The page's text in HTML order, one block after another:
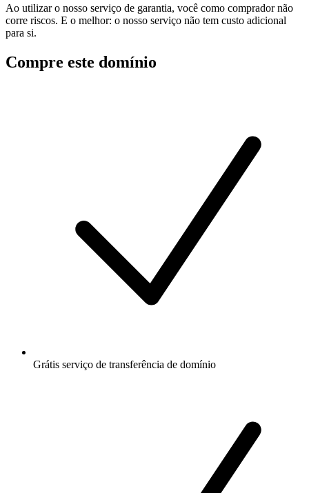
Ao utilizar o nosso serviço de garantia, você como comprador não
corre riscos. E o melhor: o nosso serviço não tem custo adicional
para si.
Compre este domínio
Grátis serviço de transferência de domínio